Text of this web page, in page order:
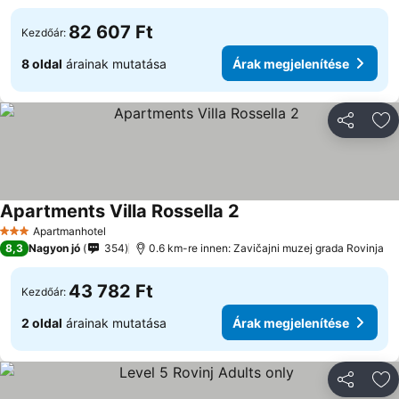
Kezdőár: 82 607 Ft
8 oldal árainak mutatása Árak megjelenítése
3 KategóriaApartmanhotel
Apartments Villa Rossella 2
8,3 Nagyon jó 354 0.6 km-re innen: Zavičajni muzej grada Rovinja
Kezdőár: 43 782 Ft
2 oldal árainak mutatása Árak megjelenítése